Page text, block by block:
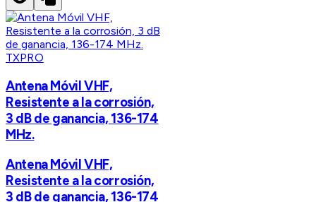
TXPRO
Antena Móvil VHF,
Resistente a la corrosión,
3 dB de ganancia, 136-174
MHz.
Antena Móvil VHF,
Resistente a la corrosión,
3 dB de ganancia, 136-174